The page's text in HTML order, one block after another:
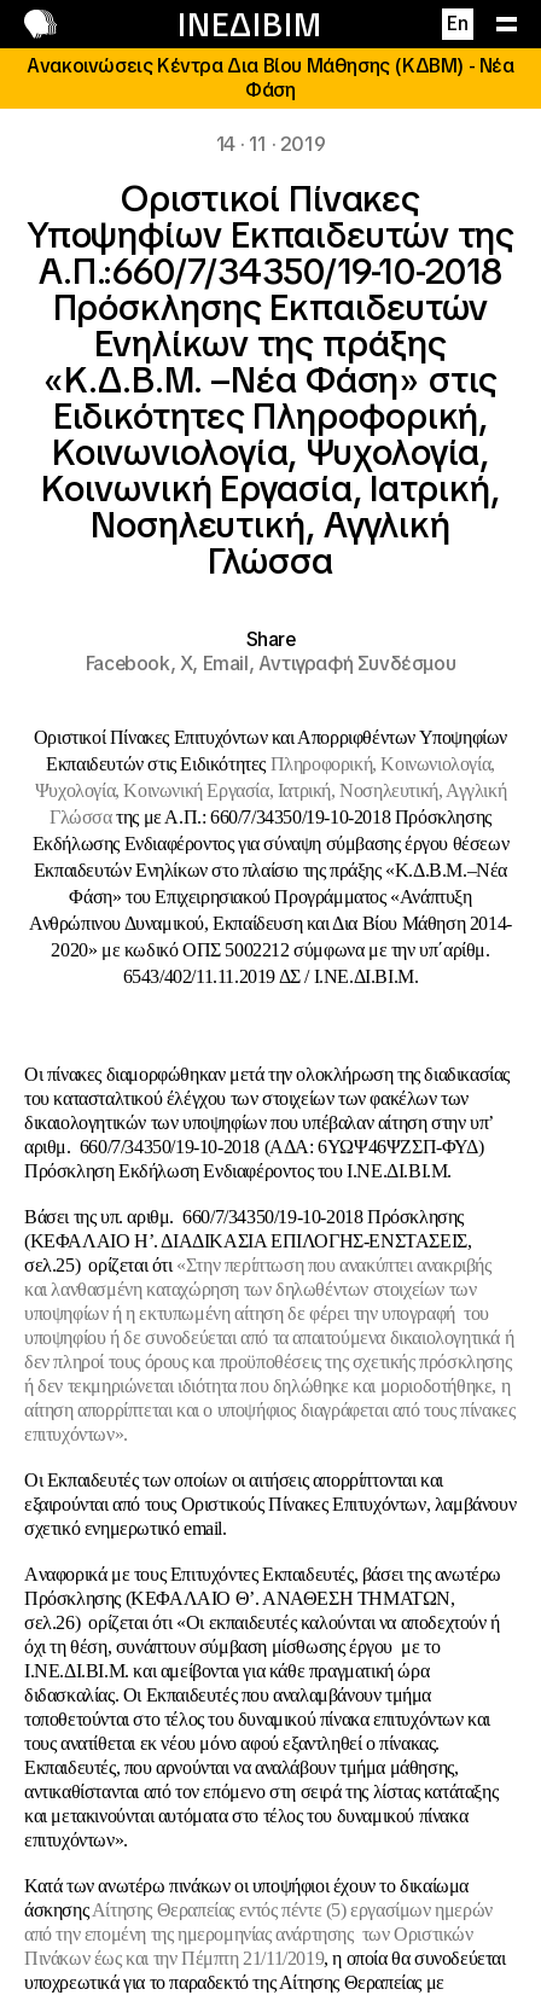
ΙΝΕΔΙΒΙΜ En
Επικοινωνία
Ανακοινώσεις Κέντρα Δια Βίου Μάθησης (ΚΔΒΜ) - Νέα
Φάση
14 · 11 · 2019
Οριστικοί Πίνακες
Υποψηφίων Εκπαιδευτών της
Α.Π.:660/7/34350/19-10-2018
Πρόσκλησης Εκπαιδευτών
Ενηλίκων της πράξης
«Κ.Δ.Β.Μ. –Νέα Φάση» στις
Ειδικότητες Πληροφορική,
Κοινωνιολογία, Ψυχολογία,
Κοινωνική Εργασία, Ιατρική,
Νοσηλευτική, Αγγλική
Γλώσσα
Share
Facebook,X, Email,Αντιγραφή Συνδέσμου
Οριστικοί Πίνακες Επιτυχόντων και Απορριφθέντων Υποψηφίων
Εκπαιδευτών στις Ειδικότητες Πληροφορική, Κοινωνιολογία,
Ψυχολογία, Κοινωνική Εργασία, Ιατρική, Νοσηλευτική, Αγγλική
Γλώσσατης με Α.Π.: 660/7/34350/19-10-2018 Πρόσκλησης
Εκδήλωσης Ενδιαφέροντος για σύναψη σύμβασης έργου θέσεων
Εκπαιδευτών Ενηλίκων στο πλαίσιο της πράξης «Κ.Δ.Β.Μ.–Νέα
Φάση» του Επιχειρησιακού Προγράμματος «Ανάπτυξη
Ανθρώπινου Δυναμικού, Εκπαίδευση και Δια Βίου Μάθηση 2014-
2020» με κωδικό ΟΠΣ 5002212 σύμφωνα με την υπ΄αρίθμ.
6543/402/11.11.2019 ΔΣ / Ι.ΝΕ.ΔΙ.ΒΙ.Μ.
Οι πίνακες διαμορφώθηκαν μετά την ολοκλήρωση της διαδικασίας
του κατασταλτικού έλέγχου των στοιχείων των φακέλων των
δικαιολογητικών των υποψηφίων που υπέβαλαν αίτηση στην υπ’
αριθμ. 660/7/34350/19-10-2018 (ΑΔΑ: 6ΥΩΨ46ΨΖΣΠ-ΦΥΔ)
Πρόσκληση Εκδήλωση Ενδιαφέροντος του Ι.ΝΕ.ΔΙ.ΒΙ.Μ.
Βάσει της υπ. αριθμ. 660/7/34350/19-10-2018 Πρόσκλησης
(ΚΕΦΑΛΑΙΟ Η’. ΔΙΑΔΙΚΑΣΙΑ ΕΠΙΛΟΓΗΣ-ΕΝΣΤΑΣΕΙΣ,
σελ.25) ορίζεται ότι «Στην περίπτωση που ανακύπτει ανακριβής
και λανθασμένη καταχώρηση των δηλωθέντων στοιχείων των
υποψηφίων ή η εκτυπωμένη αίτηση δε φέρει την υπογραφή του
υποψηφίου ή δε συνοδεύεται από τα απαιτούμενα δικαιολογητικά ή
δεν πληροί τους όρους και προϋποθέσεις της σχετικής πρόσκλησης
ή δεν τεκμηριώνεται ιδιότητα που δηλώθηκε και μοριοδοτήθηκε, η
αίτηση απορρίπτεται και ο υποψήφιος διαγράφεται από τους πίνακες
επιτυχόντων».
Οι Εκπαιδευτές των οποίων οι αιτήσεις απορρίπτονται και
εξαιρούνται από τους Οριστικούς Πίνακες Επιτυχόντων, λαμβάνουν
σχετικό ενημερωτικό email.
Aναφορικά με τους Επιτυχόντες Εκπαιδευτές, βάσει της ανωτέρω
Πρόσκλησης (ΚΕΦΑΛΑΙΟ Θ’. ΑΝΑΘΕΣΗ ΤΗΜΑΤΩΝ,
σελ.26) ορίζεται ότι «Οι εκπαιδευτές καλούνται να αποδεχτούν ή
όχι τη θέση, συνάπτουν σύμβαση μίσθωσης έργου με το
Ι.ΝΕ.ΔΙ.ΒΙ.Μ. και αμείβονται για κάθε πραγματική ώρα
διδασκαλίας. Οι Εκπαιδευτές που αναλαμβάνουν τμήμα
τοποθετούνται στο τέλος του δυναμικού πίνακα επιτυχόντων και
τους ανατίθεται εκ νέου μόνο αφού εξαντληθεί ο πίνακας.
Εκπαιδευτές, που αρνούνται να αναλάβουν τμήμα μάθησης,
αντικαθίστανται από τον επόμενο στη σειρά της λίστας κατάταξης
και μετακινούνται αυτόματα στο τέλος του δυναμικού πίνακα
επιτυχόντων».
Κατά των ανωτέρω πινάκων οι υποψήφιοι έχουν το δικαίωμα
άσκησηςΑίτησης Θεραπείας εντόςπέντε (5) εργασίμων ημερών
από την επομένη της ημερομηνίας ανάρτησης των Οριστικών
Πινάκων έως και την Πέμπτη 21/11/2019, η οποία θα συνοδεύεται
υποχρεωτικά για το παραδεκτό της Αίτησης Θεραπείας με